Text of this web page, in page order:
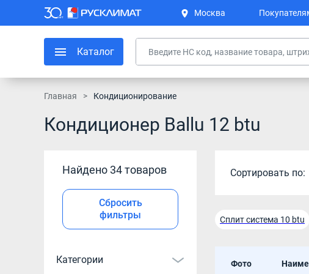
Москва
Каталог
Главная Кондиционирование
Кондиционер Ballu 12 btu
Найдено 34 товаров
Сбросить
фильтры
Категории
Сортировать по:
Сплит система 10 btu
Инверторный
Фото